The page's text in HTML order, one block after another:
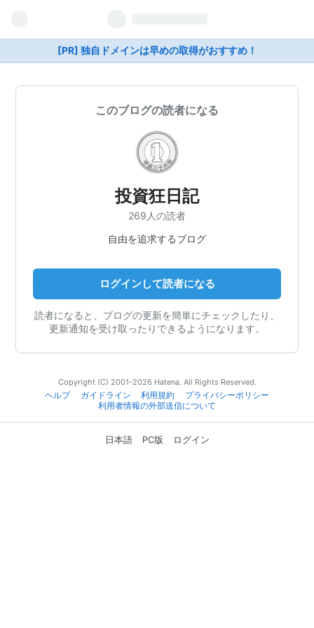
[PR] 独自ドメインは早めの取得がおすすめ！
このブログの読者になる
投資狂日記
269人の読者
自由を追求するブログ
ログインして読者になる
読者になると、ブログの更新を簡単にチェックしたり、
更新通知を受け取ったりできるようになります。
Copyright (C) 2001-2026 Hatena. All Rights Reserved.
ヘルプ
ガイドライン 利用規約
プライバシーポリシー
利用者情報の外部送信について
日本語 PC版 ログイン